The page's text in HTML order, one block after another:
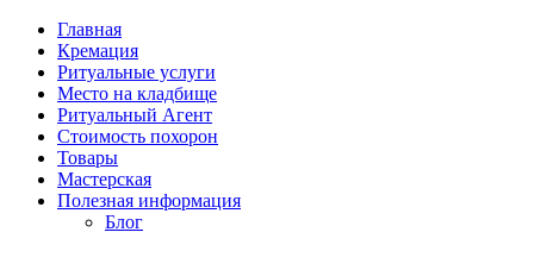
Главная
Кремация
Ритуальные услуги
Место на кладбище
Ритуальный Агент
Стоимость похорон
Товары
Мастерская
Полезная информация
Блог